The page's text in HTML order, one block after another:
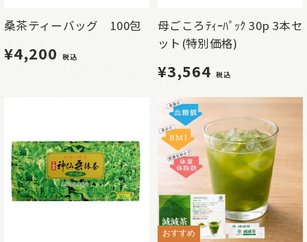
桑茶ティーバッグ 100包
¥4,200 税込
母ごころﾃｨｰﾊﾟｯｸ 30p 3本セ
ット(特別価格)
¥3,564 税込
おすすめ